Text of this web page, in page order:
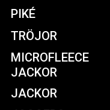
PIKÉ
TRÖJOR
MICROFLEECE
JACKOR
JACKOR